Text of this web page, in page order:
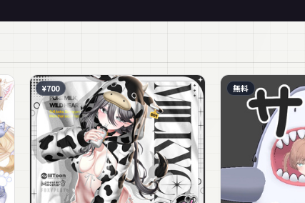
¥700 無料